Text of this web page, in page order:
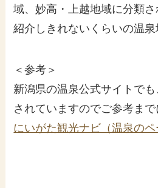
域、妙高・上越地域に分類
紹介しきれないくらいの温泉
＜参考＞
新潟県の温泉公式サイトで
されていますのでご参考まで
にいがた観光ナビ（温泉のペ